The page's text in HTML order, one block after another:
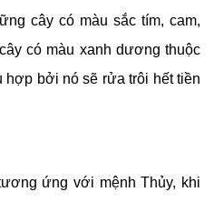
cây có màu sắc tím, cam,
có màu xanh dương thuộc
hợp bởi nó sẽ rửa trôi hết tiền
ứng với mệnh Thủy, khi